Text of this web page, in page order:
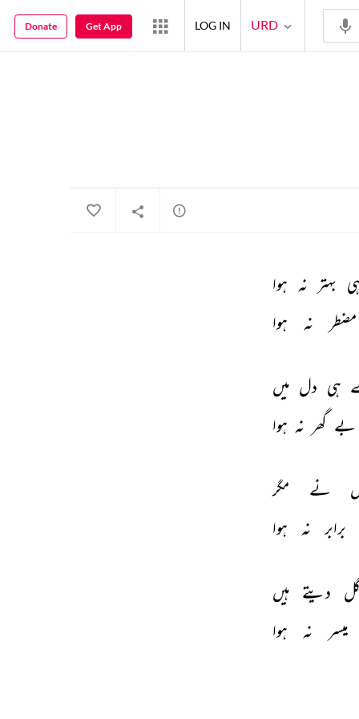
بہتر نہ ہوا
مضطر
نہ ہوا
ہی دل میں
بے گھر نہ ہوا
نے
مگر
برابر نہ ہوا
دیتے ہیں
میسر
نہ ہوا
URD
LOG IN
Get App
Donate